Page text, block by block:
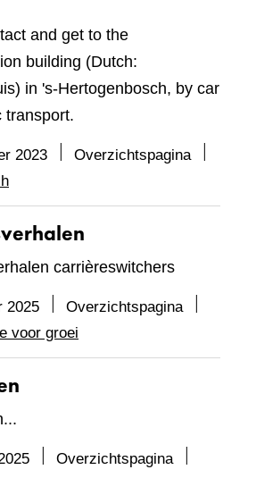
and get to the
building (Dutch:
in 's-Hertogenbosch, by car
transport.
2023
Overzichtspagina
carrièreswitchers
2025
Overzichtspagina
voor groei
Overzichtspagina